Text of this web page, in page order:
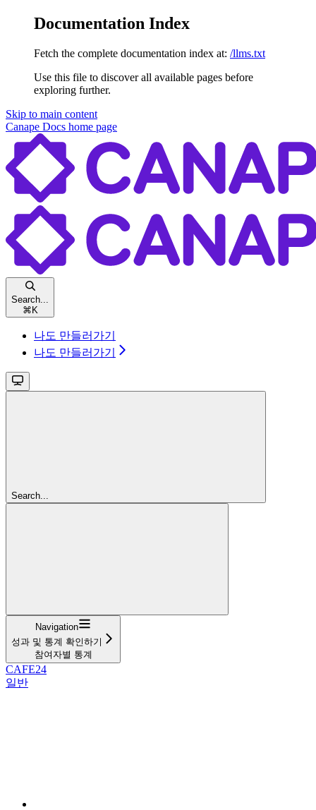
Documentation Index
Fetch the complete documentation index at: /llms.txt
Use this file to discover all available pages before
exploring further.
Skip to main content
Canape Docs home page
Search...
⌘ K
나도 만들러가기
나도 만들러가기
Search...
Navigation
성과 및 통계 확인하기
참여자별 통계
CAFE24
일반